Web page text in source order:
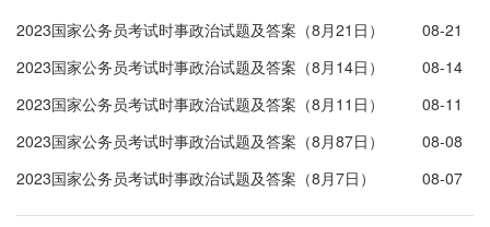
2023国家公务员考试时事政治试题及答案（8月21日）
08-21
2023国家公务员考试时事政治试题及答案（8月14日）
08-14
2023国家公务员考试时事政治试题及答案（8月11日）
08-11
2023国家公务员考试时事政治试题及答案（8月87日）
08-08
2023国家公务员考试时事政治试题及答案（8月7日）
08-07